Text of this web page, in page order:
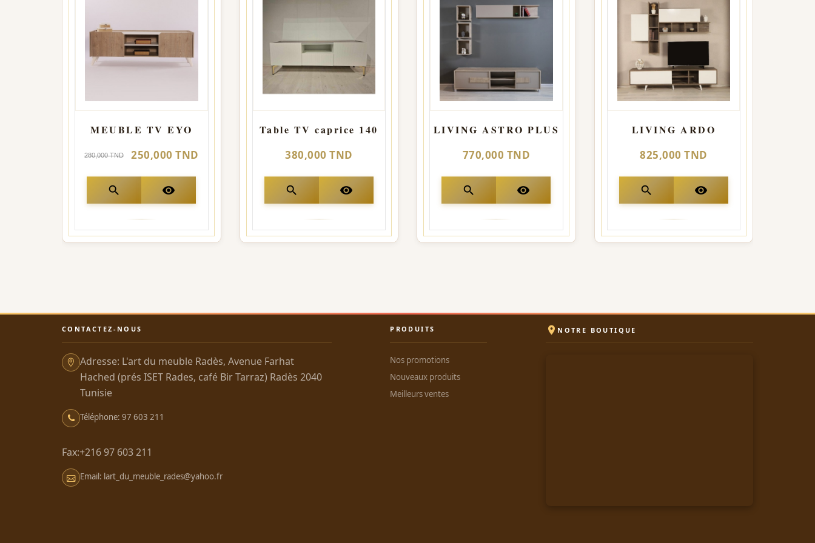
MEUBLE TV EYO
280,000 TND 250,000 TND
search visibility
Table TV caprice 140
380,000 TND
search visibility
LIVING ASTRO PLUS
770,000 TND
search visibility
LIVING ARDO
825,000 TND
search visibility
CONTACTEZ-NOUS
Adresse: L'art du meuble Radès, Avenue Farhat
Hached (prés ISET Rades, café Bir Tarraz) Radès 2040
Tunisie
Téléphone: 97 603 211
Fax:+216 97 603 211
Email: lart_du_meuble_rades@yahoo.fr
PRODUITS
Nos promotions
Nouveaux produits
Meilleurs ventes
 NOTRE BOUTIQUE